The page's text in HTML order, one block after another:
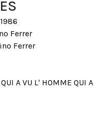
Ferrer
Ferrer
A VU L' HOMME QUI A